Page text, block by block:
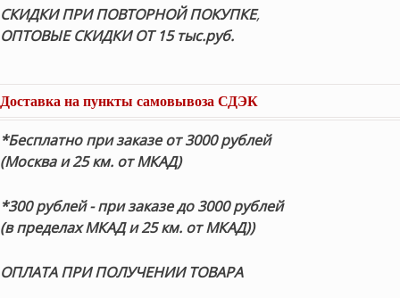
СКИДКИ ПРИ ПОВТОРНОЙ ПОКУПКЕ,
ОПТОВЫЕ СКИДКИ ОТ 15 тыс.руб.
Доставка на пункты самовывоза СДЭК
*Бесплатно при заказе от 3000 рублей
(Москва и 25 км. от МКАД)
*300 рублей - при заказе до 3000 рублей
(в пределах МКАД и 25 км. от МКАД))
ОПЛАТА ПРИ ПОЛУЧЕНИИ ТОВАРА